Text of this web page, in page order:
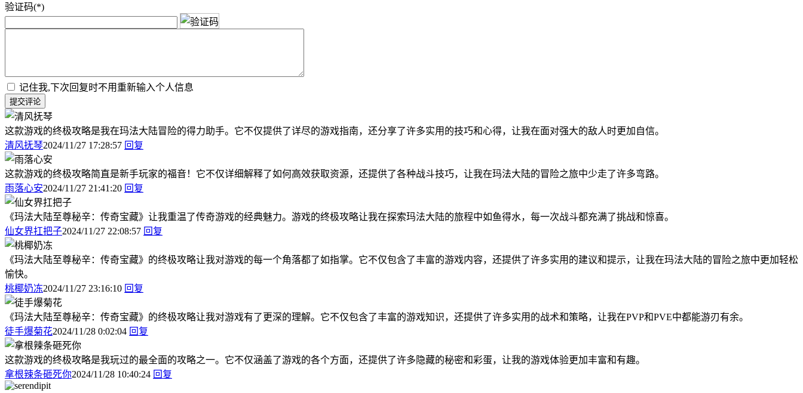
验证码(*)
记住我,下次回复时不用重新输入个人信息
提交评论
这款游戏的终极攻略是我在玛法大陆冒险的得力助手。它不仅提供了详尽的游戏指南，还分享了许多实用的技巧和心得，让我在面对强大的敌人时更加自信。
清风抚琴2024/11/27 17:28:57 回复
这款游戏的终极攻略简直是新手玩家的福音！它不仅详细解释了如何高效获取资源，还提供了各种战斗技巧，让我在玛法大陆的冒险之旅中少走了许多弯路。
雨落心安2024/11/27 21:41:20 回复
《玛法大陆至尊秘辛：传奇宝藏》让我重温了传奇游戏的经典魅力。游戏的终极攻略让我在探索玛法大陆的旅程中如鱼得水，每一次战斗都充满了挑战和惊喜。
仙女界扛把子2024/11/27 22:08:57 回复
《玛法大陆至尊秘辛：传奇宝藏》的终极攻略让我对游戏的每一个角落都了如指掌。它不仅包含了丰富的游戏内容，还提供了许多实用的建议和提示，让我在玛法大陆的冒险之旅中更加轻松
愉快。
桃椰奶冻2024/11/27 23:16:10 回复
《玛法大陆至尊秘辛：传奇宝藏》的终极攻略让我对游戏有了更深的理解。它不仅包含了丰富的游戏知识，还提供了许多实用的战术和策略，让我在PVP和PVE中都能游刃有余。
徒手爆菊花2024/11/28 0:02:04 回复
这款游戏的终极攻略是我玩过的最全面的攻略之一。它不仅涵盖了游戏的各个方面，还提供了许多隐藏的秘密和彩蛋，让我的游戏体验更加丰富和有趣。
拿根辣条砸死你2024/11/28 10:40:24 回复